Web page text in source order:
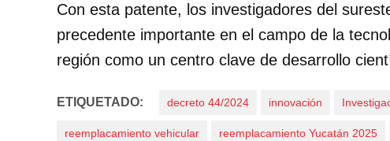
Con esta patente, los investigadores del
precedente importante en el campo de la
región como un centro clave de desarrollo
ETIQUETADO: decreto 44/2024 innovación
reemplacamiento vehicular reemplacamiento Yucatán 2025